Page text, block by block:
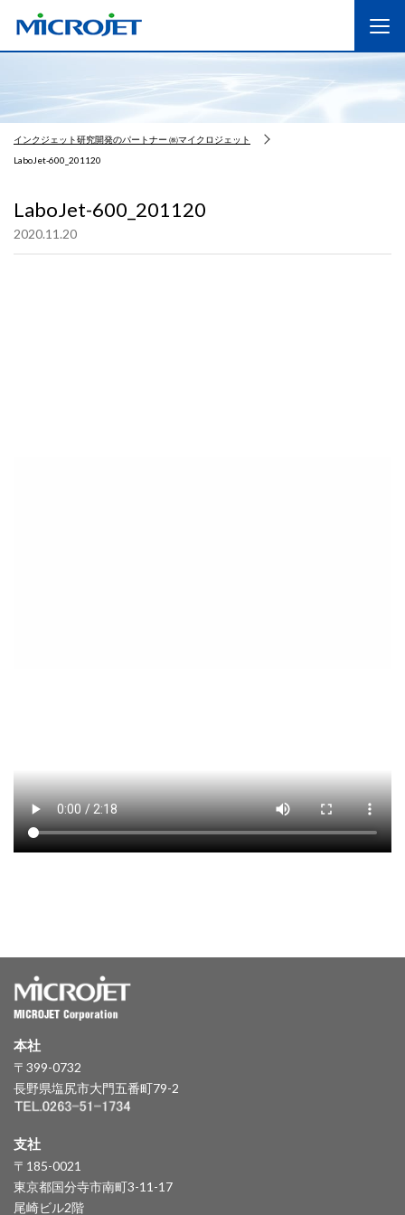
インクジェット研究開発のパートナー ㈱マイクロジェット
LaboJet-600_201120
LaboJet-600_201120
2020.11.20
本社
〒399-0732
長野県塩尻市大門五番町79-2
支社
〒185-0021
東京都国分寺市南町3-11-17
尾崎ビル2階